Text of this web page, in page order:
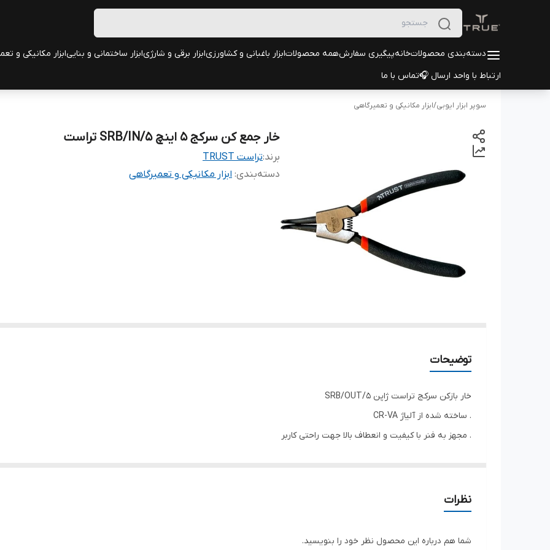
دسته‌بندی محصولاتخانهپیگیری سفارشهمه محصولاتابزار باغبانی و کشاورزیابزار برقی و شارژیابزار ساختمانی و بناییابزار مکانیکی و
ارتباط با واحد ارسال 🎧تماس با ما
سوپر ابزار ایوبی/ابزار مکانیکی و تعمیرگاهی
خار جمع کن سرکج 5 اینچ SRB/IN/5 تراست
برند:تراست TRUST
دسته‌بندی: ابزار مکانیکی و تعمیرگاهی
توضیحات
خار بازکن سرکج تراست ژاپن SRB/OUT/5
. ساخته شده از آلیاژ CR-VA
. مجهز به فنر با کیفیت و انعطاف بالا جهت راحتی کاربر
نظرات
شما هم درباره این محصول نظر خود را بنویسید.